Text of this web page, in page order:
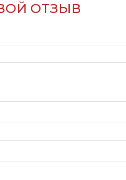
ОТЗЫВ